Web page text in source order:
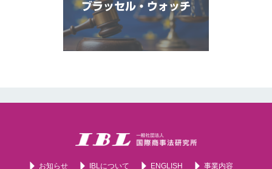
ブラッセル・ウォッチ
お知らせ IBLについて ENGLISH 事業内容